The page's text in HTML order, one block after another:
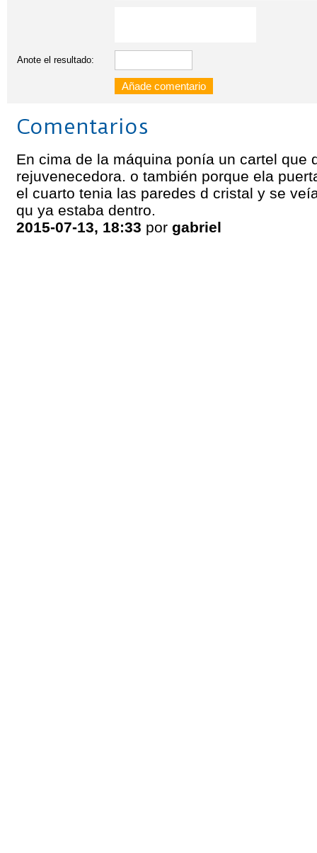
Anote el resultado:
Comentarios
En cima de la máquina ponía un cartel que
rejuvenecedora. o también porque ela
el cuarto tenia las paredes d cristal y se
qu ya estaba dentro.
2015-07-13, 18:33 por gabriel